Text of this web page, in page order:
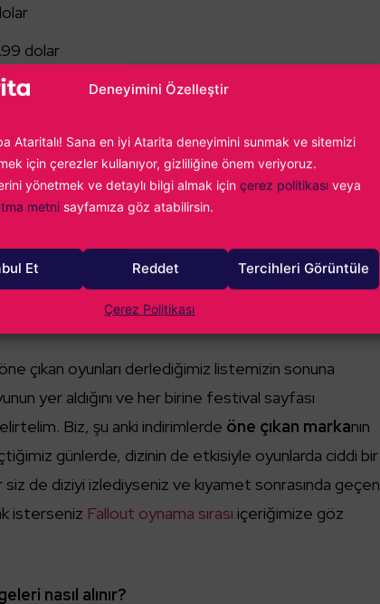
Deneyimini Özelleştir
Ataritalı! Sana en iyi Atarita deneyimini sunmak ve sitemizi
için çerezler kullanıyor, gizliliğine önem veriyoruz.
yönetmek ve detaylı bilgi almak için çerez politikası veya
metni sayfamıza göz atabilirsin.
Et Reddet Tercihleri Görüntüle
Çerez Politikası
dolar
6.64 dolar
dolar
14.99 dolar
6.92 dolar
çıkan oyunları derlediğimiz listemizin sonuna
yer aldığını ve her birine festival sayfası
Biz, şu anki indirimlerde öne çıkan markanın
günlerde, dizinin de etkisiyle oyunlarda ciddi bir
siz de diziyi izlediyseniz ve kıyamet sonrasında geçen
isterseniz Fallout oynama sırası içeriğimize göz
nasıl alınır?